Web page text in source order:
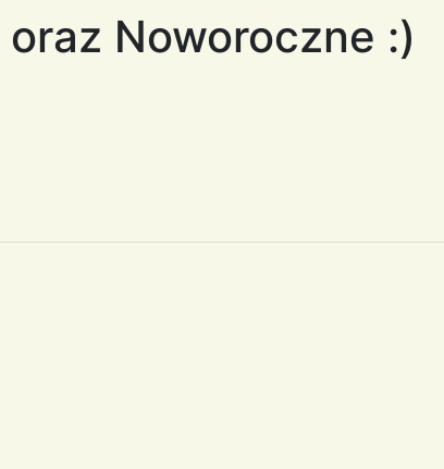
Noworoczne :)